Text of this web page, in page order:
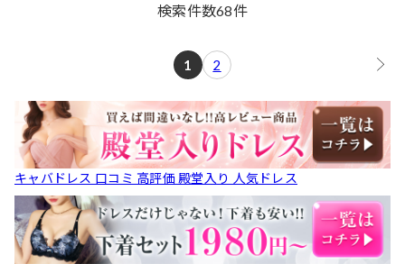
検索件数68件
1 2
キャバドレス 口コミ 高評価 殿堂入り 人気ドレス